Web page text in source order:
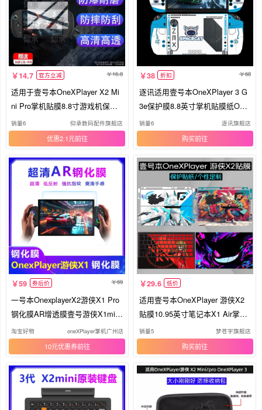
14.7 官方立减 16.8
适用于壹号本OneXPlayer X2 Mi
ni Pro掌机贴膜8.8寸游戏机保护
膜壹号本X2MiniPro屏幕非钢化膜
2026新品AR防刮
销量6 仰承数码配件旗舰店
优惠2.1元
38 折扣 68
逐讯适用壹号本OneXPlayer 3 G
3e保护膜8.8英寸掌机贴膜纸One
xPlayer2代Pro机身保护膜全包侧
边膜外壳套防滑
销量6 逐讯旗舰店
购买
59 券后价 69
一号本OnexplayerX2游侠X1 Pro
钢化膜AR增透膜壹号游侠X1mini
钢化玻璃膜X1 Air屏幕膜配件Sup
er X
淘宝好物 oneXPlayer掌机广州店
10元优惠券
29.6 低价
适用壹号本OneXPlayer 游侠X2
贴膜10.95英寸笔记本X1 Air掌机
贴纸G3e平板电脑X1mini机身X1
PRO保护屏幕膜
销量5 梦苍宇旗舰店
购买